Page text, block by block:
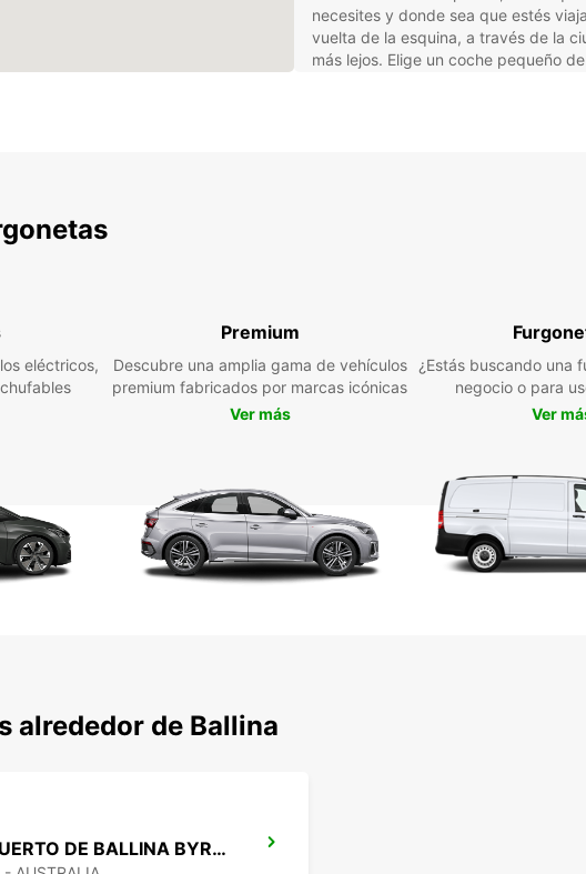
necesites y donde sea que estés
vuelta de la esquina, a través de la
más lejos. Elige un coche pequeño
suman a una oferta de gran valor. Y
conveniencia, puedes recoger y
diferentes ubicaciones que te
Ballina y más allá
de alquiler Europcar
eléctricos,
Premium
Descubre una amplia gama de vehículos
premium fabricados por marcas icónicas
Ver más
¿Estás buscando una
negocio o para
Ver
alrededor de Ballina
AEROPUERTO DE BALLINA BYRON GATEWAY